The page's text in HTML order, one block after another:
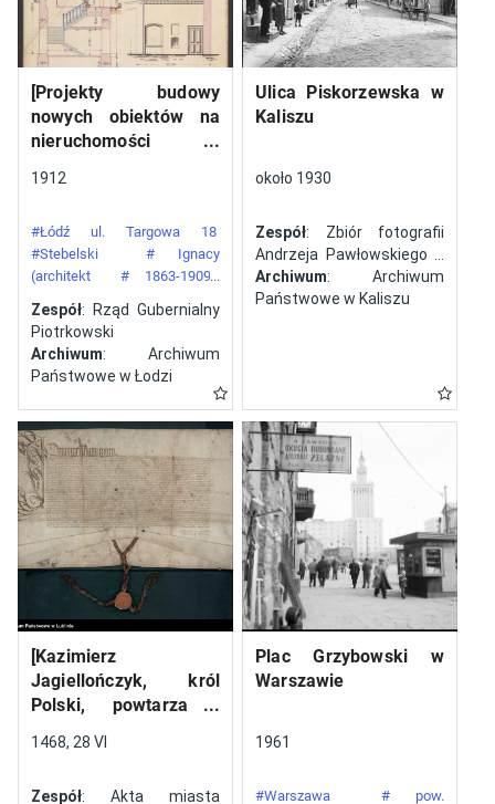
[Projekty budowy
nowych obiektów na
nieruchomości
numerem 34 przy ulicy
Łodzi]
1912
#Łódź ul. Targowa 18
#Stebelski
# Ignacy
(architekt
# 1863-1909)
Zespół: Rząd Gubernialny
Piotrkowski
Archiwum: Archiwum
Państwowe w Łodzi
Ulica Piskorzewska w
Kaliszu
około 1930
Zespół: Zbiór fotografii
Andrzeja Pawłowskiego z
Kalisza
Archiwum: Archiwum
Państwowe w Kaliszu
[Kazimierz
Jagiellończyk, król
Polski, powtarza i
wystawiony w Lublinie,
1468, 28 VI
Zespół: Akta miasta
Plac Grzybowski w
Warszawie
1961
#Warszawa
# pow.